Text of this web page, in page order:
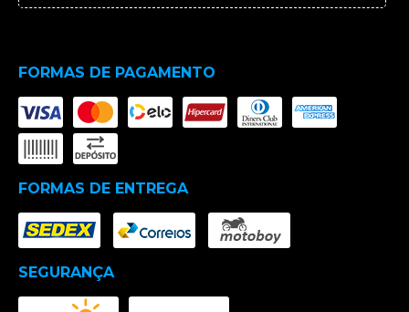
FORMAS DE PAGAMENTO
FORMAS DE ENTREGA
SEGURANÇA